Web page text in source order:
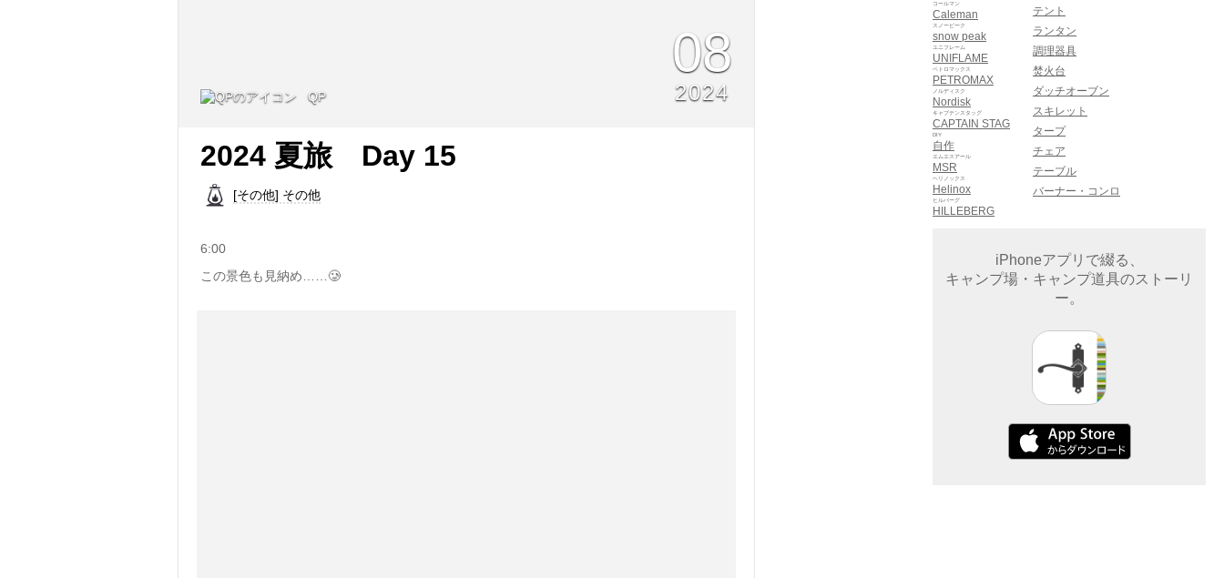
QP
08
2024
2024 夏旅 Day 15
[その他] その他
6:00
この景色も見納め……🥲
Caleman
コールマン
snow peak
スノーピーク
UNIFLAME
ユニフレーム
PETROMAX
ペトロマックス
Nordisk
ノルディスク
CAPTAIN STAG
キャプテンスタッグ
自作
DIY
MSR
エムエスアール
Helinox
ヘリノックス
HILLEBERG
ヒルバーグ
テント
ランタン
調理器具
焚火台
ダッチオーブン
スキレット
タープ
チェア
テーブル
バーナー・コンロ
iPhoneアプリで綴る、
キャンプ場・キャンプ道具のストーリ
ー。